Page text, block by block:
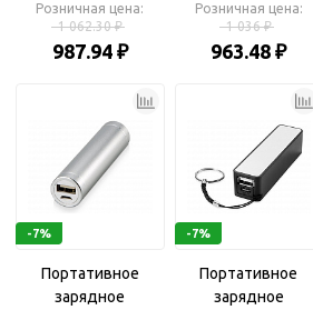
устройство
«Taylor», 2200 mAh
Розничная цена:
1 062.30 ₽
987.94 ₽
устройство
«Брадуэлл», 2200
mAh
Розничная цена:
1 036 ₽
963.48 ₽
-7%
Портативное
зарядное
-7%
Портативное
зарядное